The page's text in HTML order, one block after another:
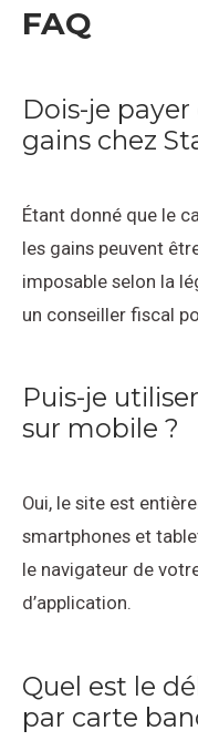
FAQ
Dois-je
gains chez
Étant donné que le
les gains peuvent
imposable selon la
un conseiller fiscal
Puis-je
sur mobile ?
Oui, le site est
smartphones et
le navigateur de
d’application.
Quel est le
par carte